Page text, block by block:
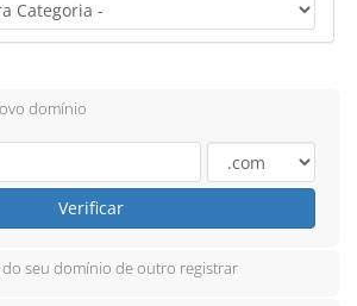
domínio
Verificar
seu domínio de outro registrar